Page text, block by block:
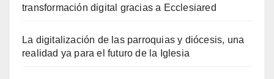
transformación digital gracias a Ecclesiared
La digitalización de las parroquias y diócesis, una
realidad ya para el futuro de la Iglesia